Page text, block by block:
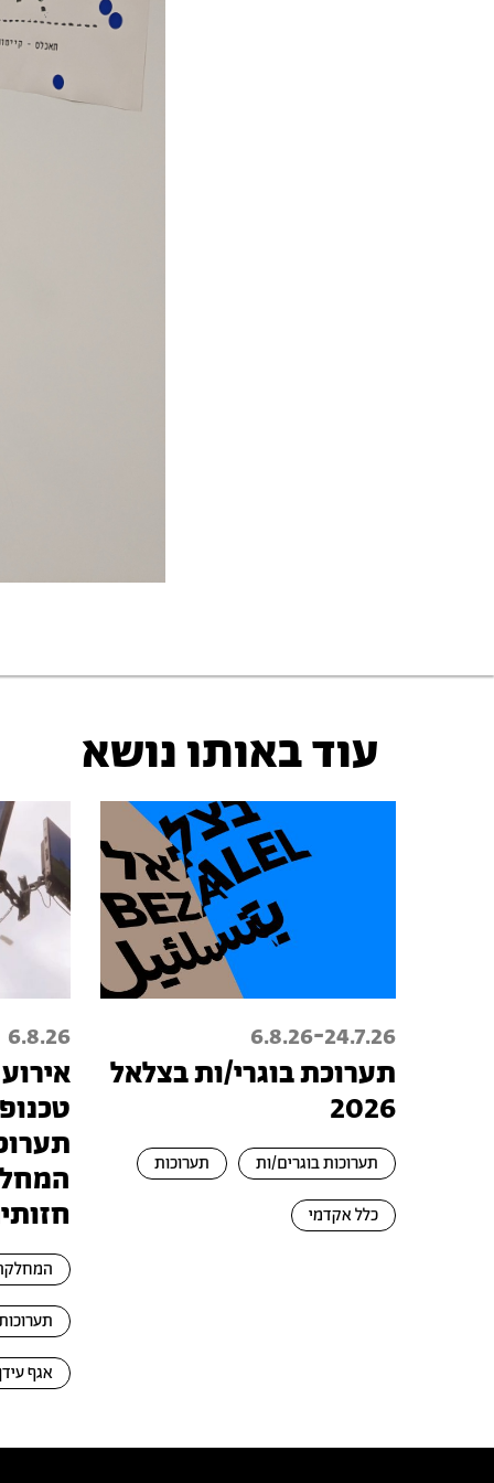
עוד באותו נושא
24.7.26
-
6.8.26
תערוכת בוגרי/ות בצלאל
2026
תערוכות בוגרים/ות תערוכות
כלל אקדמי
6.8.26
אגף